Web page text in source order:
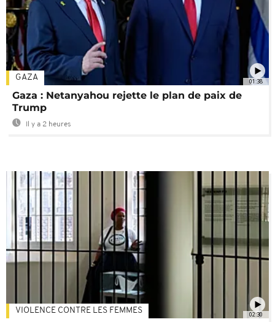
01:38
GAZA
Gaza : Netanyahou rejette le plan de paix de
Trump
Il y a 2 heures
02:30
VIOLENCE CONTRE LES FEMMES